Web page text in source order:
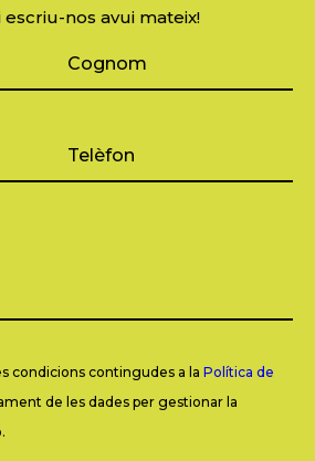
nos avui mateix!
condicions contingudes a la Política de
de les dades per gestionar la